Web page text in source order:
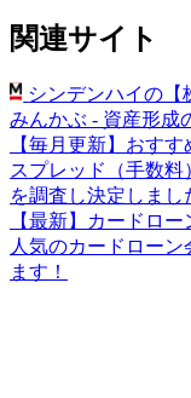
関連サイト
シンデンハイの【
みんかぶ - 資産形成
【毎月更新】おす
スプレッド（手数料
を調査し決定しまし
【最新】カードロ
人気のカードロー
ます！